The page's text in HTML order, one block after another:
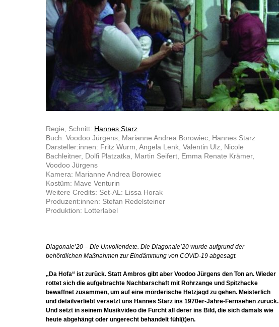
Regie, Schnitt: Hannes Starz
Buch: Voodoo Jürgens, Marianne Andrea Borowiec, Hannes Starz
Darsteller:innen: Fritz Wurm, Angela Lenk, Valentin Ulz, Nicole
Bachleitner, Dolfi Platzatka, Martin Seifert, Emma Renate Krämer,
Voodoo Jürgens
Kamera: Marianne Andrea Borowiec
Kostüm: Mave Venturin
Weitere Credits: Set-AL: Lissa Horak
Produzent:innen: Stefan Redelsteiner
Produktion: Lotterlabel
Diagonale’20 – Die Unvollendete. Die Diagonale’20 wurde aufgrund der
behördlichen Maßnahmen zur Eindämmung von COVID-19 abgesagt.
„Da Hofa“ ist zurück. Statt Ambros gibt aber Voodoo Jürgens den Ton an. Wieder
rottet sich die aufgebrachte Nachbarschaft mit Rohrzange und Spitzhacke
bewaffnet zusammen, um auf eine mörderische Hetzjagd zu gehen. Meisterlich
und detailverliebt versetzt uns Hannes Starz ins 1970er-Jahre-Fernsehen zurück.
Und setzt in seinem Musikvideo die Furcht all derer ins Bild, die sich damals wie
heute abgehängt oder ungerecht behandelt fühl(t)en.